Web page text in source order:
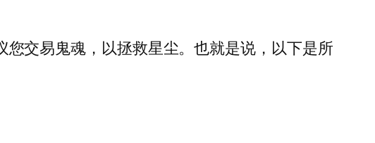
交易鬼魂，以拯救星尘。也就是说，以下是所